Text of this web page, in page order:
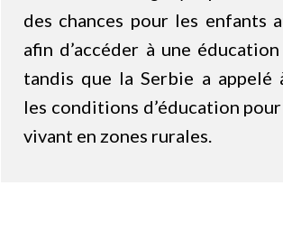
des chances pour les enfants
afin d’accéder à une
tandis que la Serbie a appelé
les conditions d’éducation
vivant en zones rurales.